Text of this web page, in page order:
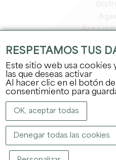
Área
Espacio
Empleo y
Política de
RESPETAMOS TUS
Este sitio web usa
las que deseas activar
Al hacer clic en el botón de
consentimiento para
OK, aceptar todas
Denegar todas las cookies